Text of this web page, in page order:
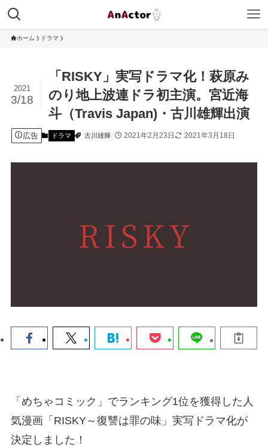
ホーム ドラマ
「RISKY」実写ドラマ化！萩原み
のり地上波連ドラ初主演。宮近海
斗（Travis Japan)・古川雄輝出演
2021
3/18
広告 ドラマ 古川雄輝 2021年2月23日 2021年3月18日
「めちゃコミック」でランキング1位を獲得した人
気漫画「RISKY～復讐は罪の味」実写ドラマ化が
決定しました！